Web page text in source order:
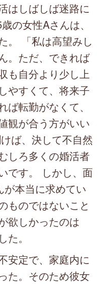
はしばしば迷路に
の女性Aさんは、
。 「私は高望みし
。ただ、できれば
も自分より少し上
やすくて、将来子
ば転勤がなくて、
観が合う方がいい
ば、決して不自然
しろ多くの婚活者
です。 しかし、面
本当に求めてい
ものではないこと
欲しかったのは
た。
安定で、家庭内に
た。そのため彼女